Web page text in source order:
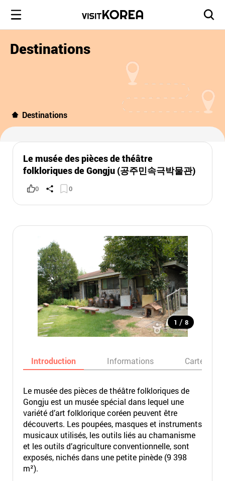
Destinations
Destinations
Le musée des pièces de théâtre
folkloriques de Gongju (공주민속극박물관)
0 0
1 / 8
Introduction Informations Carte
Le musée des pièces de théâtre folkloriques de
Gongju est un musée spécial dans lequel une
variété d’art folklorique coréen peuvent être
découverts. Les poupées, masques et instruments
musicaux utilisés, les outils liés au chamanisme
et les outils d’agriculture conventionnelle, sont
exposés, nichés dans une petite pinède (9 398
m²).